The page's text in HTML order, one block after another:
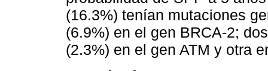
(16.3%) tenían mutaciones
(6.9%) en el gen BRCA-2;
(2.3%) en el gen ATM y otra